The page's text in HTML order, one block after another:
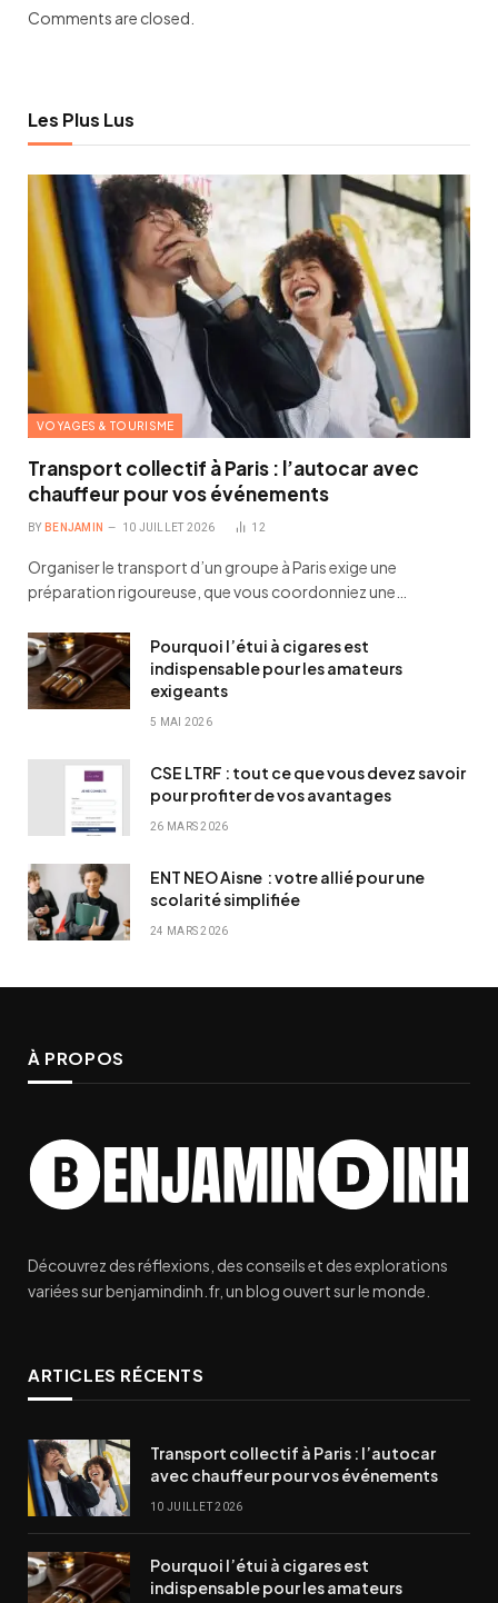
Comments are closed.
Les Plus Lus
VOYAGES & TOURISME
Transport collectif à Paris : l’autocar avec
chauffeur pour vos événements
BY BENJAMIN 10 JUILLET 2026 12
Organiser le transport d’un groupe à Paris exige une
préparation rigoureuse, que vous coordonniez une…
Pourquoi l’étui à cigares est
indispensable pour les amateurs
exigeants
5 MAI 2026
CSE LTRF : tout ce que vous devez savoir
pour profiter de vos avantages
26 MARS 2026
ENT NEO Aisne : votre allié pour une
scolarité simplifiée
24 MARS 2026
À PROPOS
Découvrez des réflexions, des conseils et des explorations
variées sur benjamindinh.fr, un blog ouvert sur le monde.
ARTICLES RÉCENTS
Transport collectif à Paris : l’autocar
avec chauffeur pour vos événements
10 JUILLET 2026
Pourquoi l’étui à cigares est
indispensable pour les amateurs